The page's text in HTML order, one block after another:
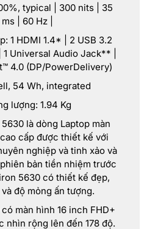
typical | 300 nits | 35
ms | 60 Hz |
1 HDMI 1.4* | 2 USB 3.2
1 Universal Audio Jack** |
4.0 (DP/PowerDelivery)
54 Wh, integrated
lượng: 1.94 Kg
là dòng Laptop màn
cấp được thiết kế với
nghiệp và tinh xảo và
bản tiền nhiệm trước
5630 có thiết kế đẹp,
độ mỏng ấn tượng.
màn hình 16 inch FHD+
nhìn rộng lên đến 178 độ.